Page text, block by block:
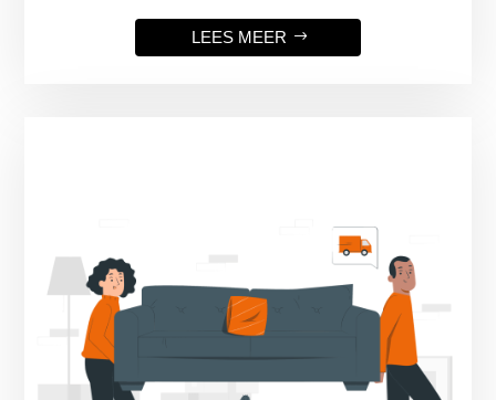
LEES MEER